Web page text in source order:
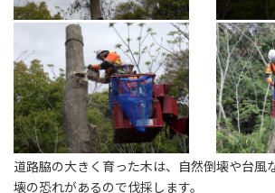
道路脇の大きく育った木は、自然倒壊や台風
壊の恐れがあるので伐採します。